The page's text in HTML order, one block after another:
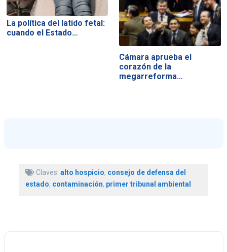
La política del latido fetal:
cuando el Estado…
Cámara aprueba el
corazón de la
megarreforma…
Claves: alto hospicio, consejo de defensa del
estado, contaminación, primer tribunal ambiental